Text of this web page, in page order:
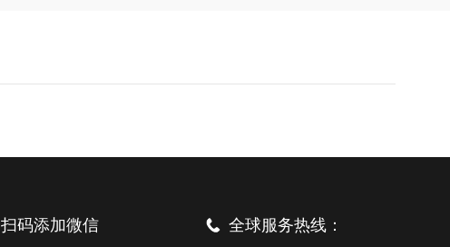
扫码添加微信 全球服务热线：